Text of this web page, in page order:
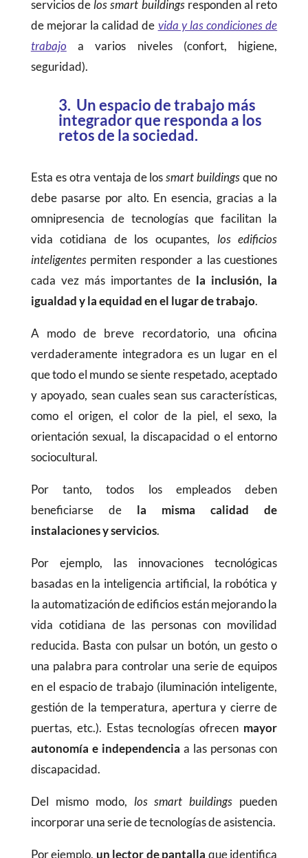
servicios delos smart buildings responden al reto
de mejorar la calidad de vida y las condiciones de
trabajo a varios niveles (confort, higiene,
seguridad).
3. Un espacio de trabajo más
integrador que responda a los
retos de la sociedad.
Esta es otra ventaja de lossmart buildingsque no
debe pasarse por alto. En esencia, gracias a la
omnipresencia de tecnologías que facilitan la
vida cotidiana de los ocupantes, los edificios
inteligentes permiten responder a las cuestiones
cada vez más importantes de la inclusión, la
igualdad y la equidad en el lugar de trabajo.
A modo de breve recordatorio, una oficina
verdaderamente integradora es un lugar en el
que todo el mundo se siente respetado, aceptado
y apoyado, sean cuales sean sus características,
como el origen, el color de la piel, el sexo, la
orientación sexual, la discapacidad o el entorno
sociocultural.
Por tanto, todos los empleados deben
beneficiarse dela misma calidad de
instalaciones y servicios.
Por ejemplo, las innovaciones tecnológicas
basadas en la inteligencia artificial, la robótica y
la automatización de edificios están mejorando la
vida cotidiana de las personas con movilidad
reducida. Basta con pulsar un botón, un gesto o
una palabra para controlar una serie de equipos
en el espacio de trabajo (iluminación inteligente,
gestión de la temperatura, apertura y cierre de
puertas, etc.). Estas tecnologías ofrecen mayor
autonomía e independencia a las personas con
discapacidad.
Del mismo modo, los smart buildings pueden
incorporar una serie de tecnologías de asistencia.
Por ejemplo, un lector de pantalla que identifica